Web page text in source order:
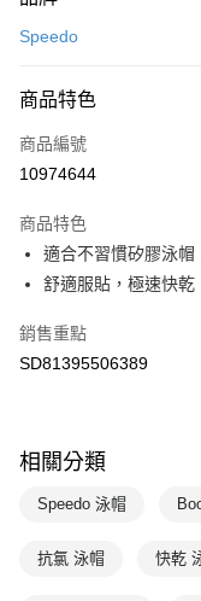
信用卡一次付款
Apple Pay
悠遊付
7-11取貨(快速到店)
每筆NT$100，滿
宅配-本島
每筆NT$100，滿
Speedo
商品特色
商品編號
10974644
商品特色
適合不習慣矽膠泳帽
舒適服貼，極速快乾
銷售重點
SD81395506389
相關分類
Speedo 泳帽
抗氯 泳帽 快乾